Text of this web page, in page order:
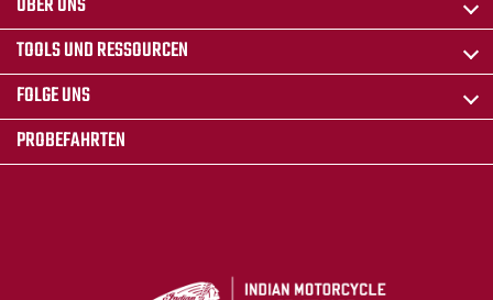
TOOLS UND RESSOURCEN
FOLGE UNS
PROBEFAHRTEN